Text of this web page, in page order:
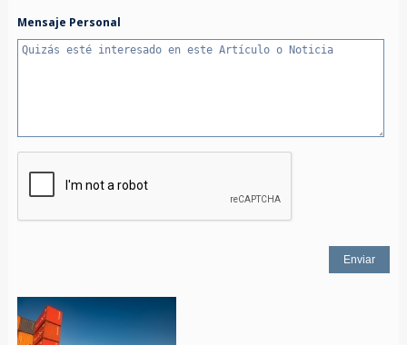
Mensaje Personal